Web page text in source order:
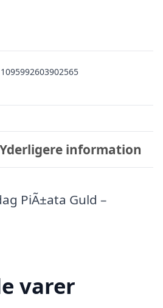
Yderligere information
PiÃ±ata Guld –
varer